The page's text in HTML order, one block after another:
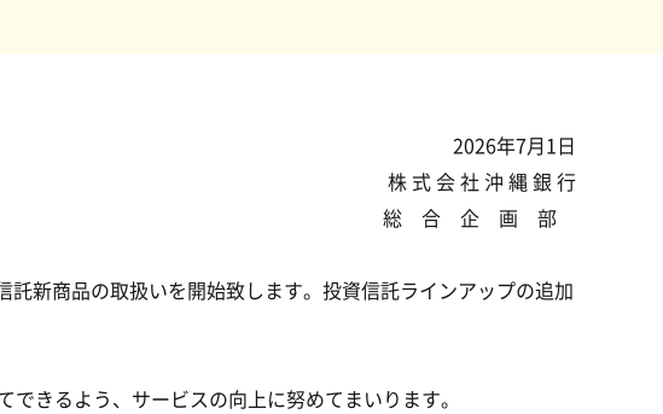
2026年7月1日
株 式 会 社 沖 縄 銀 行
総 合 企 画 部
新商品の取扱いを開始致します。投資信託ラインアップの追加
きるよう、サービスの向上に努めてまいります。